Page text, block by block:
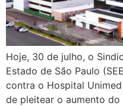
Hoje, 30 de julho, o
Estado de São Paulo
contra o Hospital
de pleitear o aumento